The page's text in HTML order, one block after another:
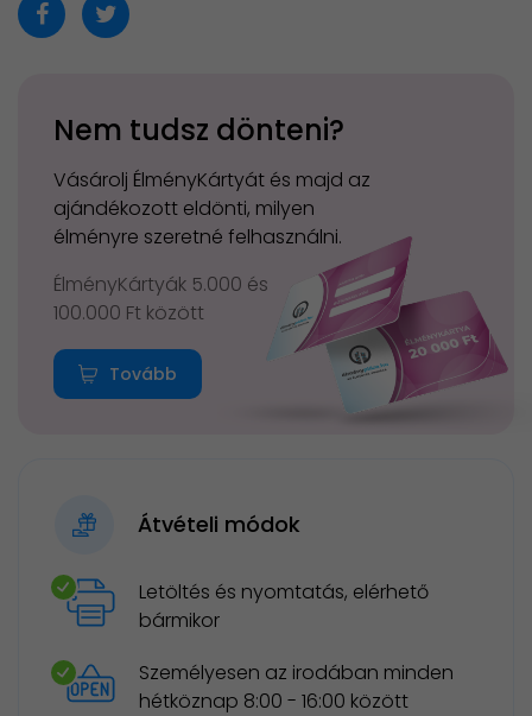
Nem tudsz dönteni?
Vásárolj ÉlményKártyát és majd az
ajándékozott eldönti, milyen
élményre szeretné felhasználni.
ÉlményKártyák 5.000 és
100.000 Ft között
Tovább
Átvételi módok
Letöltés és nyomtatás, elérhető
bármikor
Személyesen az irodában minden
hétköznap 8:00 - 16:00 között